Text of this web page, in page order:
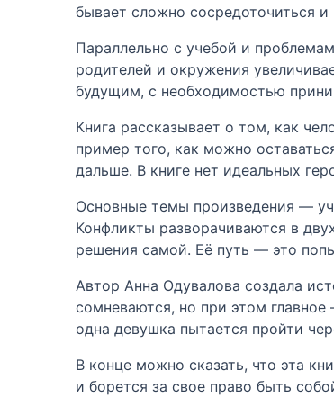
бывает сложно сосредоточиться и
Параллельно с учебой и
родителей и окружения
будущим, с необходимостью
Книга рассказывает о том, как
пример того, как можно
дальше. В книге нет идеальных
Основные темы произведения —
Конфликты разворачиваются в
решения самой. Её путь — это
Автор Анна Одувалова создала
сомневаются, но при этом
одна девушка пытается пройти
В конце можно сказать, что эта
и борется за свое право быть